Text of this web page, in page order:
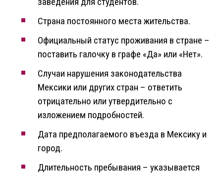
Страна постоянного места жительства.
Официальный статус проживания в стране –
поставить галочку в графе «Да» или «Нет».
Случаи нарушения законодательства
Мексики или других стран – ответить
отрицательно или утвердительно c
изложением подробностей.
Дата предполагаемого въезда в Мексику и
город.
Длительность пребывания – указывается